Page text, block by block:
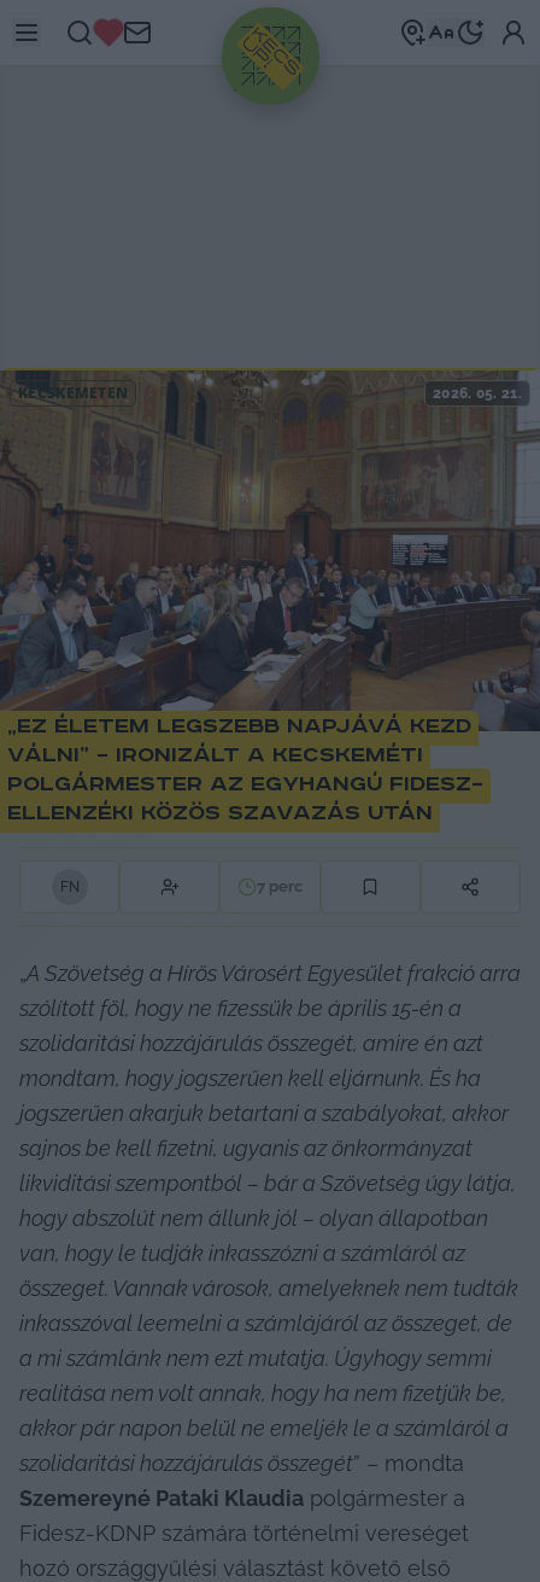
HIRDETÉS
KECSKEMÉTEN 2026. 05. 21.
„Ez életem legszebb napjává kezd
válni” – ironizált a kecskeméti
polgármester az egyhangú Fidesz–
ellenzéki közös szavazás után
FN 7 perc
„A Szövetség a Hírös Városért Egyesület frakció arra
szólított föl, hogy ne fizessük be április 15-én a
szolidaritási hozzájárulás összegét, amire én azt
mondtam, hogy jogszerűen kell eljárnunk. És ha
jogszerűen akarjuk betartani a szabályokat, akkor
sajnos be kell fizetni, ugyanis az önkormányzat
likviditási szempontból – bár a Szövetség úgy látja,
hogy abszolút nem állunk jól – olyan állapotban
van, hogy le tudják inkasszózni a számláról az
összeget. Vannak városok, amelyeknek nem tudták
inkasszóval leemelni a számlájáról az összeget, de
a mi számlánk nem ezt mutatja. Úgyhogy semmi
realitása nem volt annak, hogy ha nem fizetjük be,
akkor pár napon belül ne emeljék le a számláról a
szolidaritási hozzájárulás összegét
Szemereyné Pataki Klaudia polgármester a
Fidesz-KDNP számára történelmi vereséget
hozó országgyűlési választást követő első